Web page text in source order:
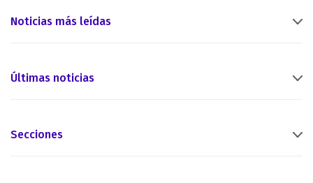
Noticias más leídas
Últimas noticias
Secciones